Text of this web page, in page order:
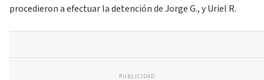
procedieron a efectuar la detención de Jorge G., y Uriel R.
PUBLICIDAD